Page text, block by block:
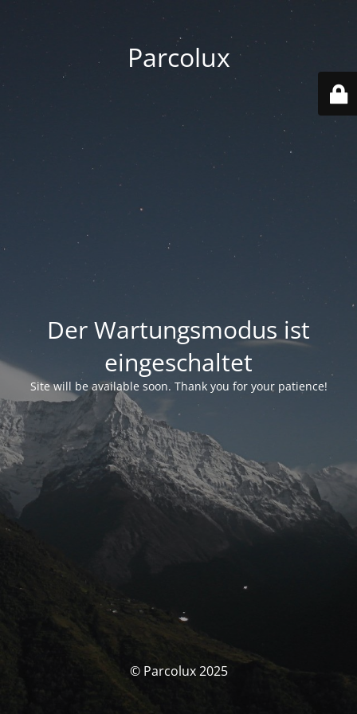
Parcolux
Der Wartungsmodus ist
eingeschaltet
Site will be available soon. Thank you for your patience!
© Parcolux 2025